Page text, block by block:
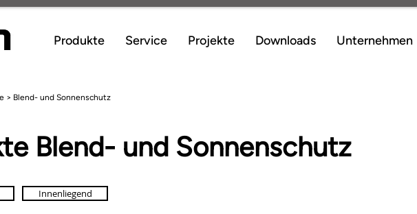
Produkte Service Projekte Downloads Unternehmen
> Blend- und Sonnenschutz
Blend- und Sonnenschutz
Innenliegend